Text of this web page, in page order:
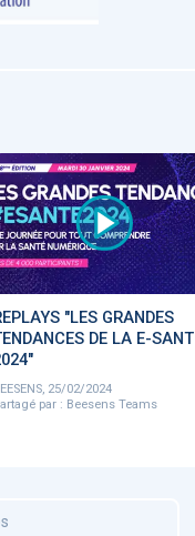
"LES GRANDES
DE LA E-
25/02/2024
par : Beesens Teams